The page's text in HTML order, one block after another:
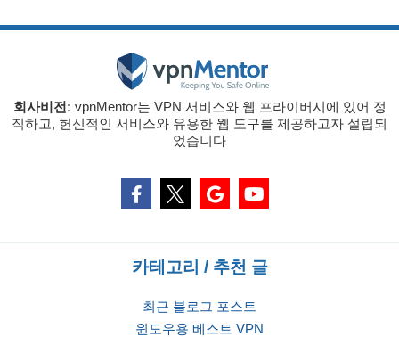
회사비전: vpnMentor는 VPN 서비스와 웹 프라이버시에 있어 정
직하고, 헌신적인 서비스와 유용한 웹 도구를 제공하고자 설립되
었습니다
카테고리 / 추천 글
최근 블로그 포스트
윈도우용 베스트 VPN